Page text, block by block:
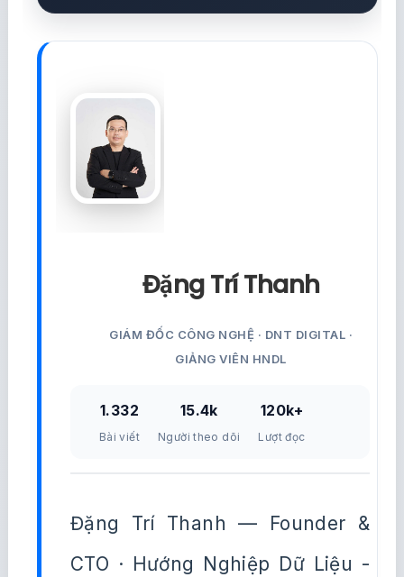
Đặng Trí Thanh
GIÁM ĐỐC CÔNG NGHỆ · DNT DIGITAL ·
GIẢNG VIÊN HNDL
1.332
Bài viết
15.4k
Người theo dõi
120k+
Lượt đọc
Đặng Trí Thanh — Founder &
CTO · Hướng Nghiệp Dữ Liệu -